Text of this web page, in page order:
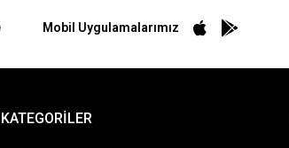
Mobil Uygulamalarımız
KATEGORİLER